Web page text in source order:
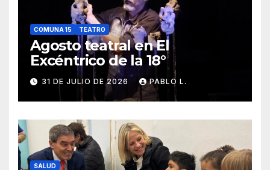
COMUNA 15 TEATRO
Agosto teatral en El
Excéntrico de la 18°
31 DE JULIO DE 2026 PABLO L.
SALUD